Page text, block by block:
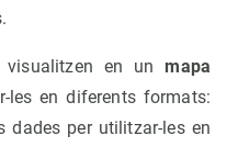
visualitzen en unmapa
les en diferents formats:
dades per utilitzar-les en